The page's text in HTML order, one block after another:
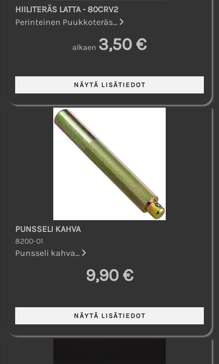
HIILITERÄS LATTA - 80CRV2
Perinteinen Puukkoteräs...
alkaen 3,50 €
PUNSSELI KAHVA
8200-01
Punsseli kahva...
9,90 €